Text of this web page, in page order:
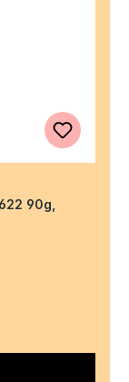
90g,